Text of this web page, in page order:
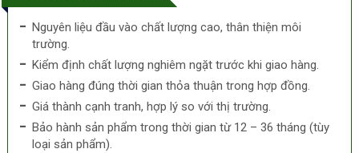
Nguyên liệu đầu vào chất lượng cao, thân thiện môi
trường.
Kiểm định chất lượng nghiêm ngặt trước khi giao hàng.
Giao hàng đúng thời gian thỏa thuận trong hợp đồng.
Giá thành cạnh tranh, hợp lý so với thị trường.
Bảo hành sản phẩm trong thời gian từ 12 – 36 tháng (tùy
loại sản phẩm).